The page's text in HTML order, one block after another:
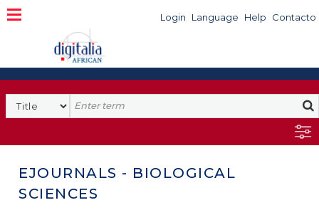
Login Language Help Contacto
EJOURNALS - BIOLOGICAL
SCIENCES